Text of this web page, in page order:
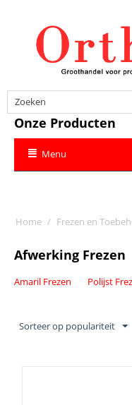
Onze Producten
Menu
Home / Frezen en
Afwerking Frezen
Amaril Frezen Polijst
Sorteer op populariteit